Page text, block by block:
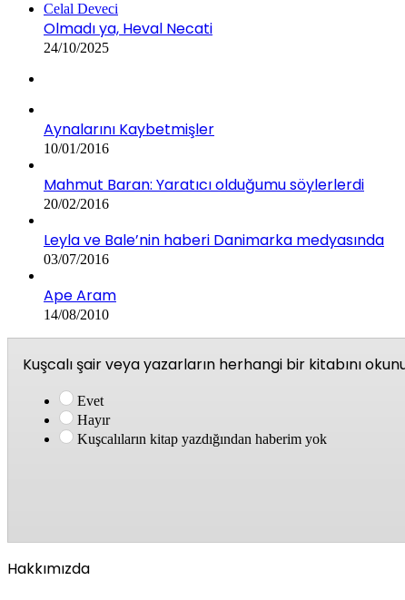
Celal Deveci
Olmadı ya, Heval Necati
24/10/2025
Aynalarını Kaybetmişler
10/01/2016
Mahmut Baran: Yaratıcı olduğumu söylerlerdi
20/02/2016
Leyla ve Bale’nin haberi Danimarka medyasında
03/07/2016
Ape Aram
14/08/2010
Kuşcalı şair veya yazarların herhangi bir kitabını
Evet
Hayır
Kuşcalıların kitap yazdığından haberim yok
Hakkımızda